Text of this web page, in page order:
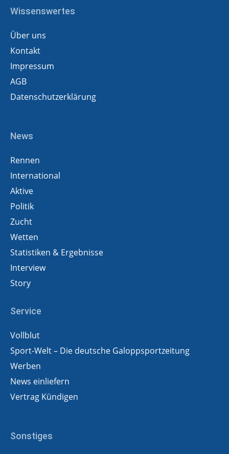
Wissenswertes
Über uns
Kontakt
Impressum
AGB
Datenschutzerklärung
News
Rennen
International
Aktive
Politik
Zucht
Wetten
Statistiken & Ergebnisse
Interview
Story
Service
Vollblut
Sport-Welt – Die deutsche Galoppsportzeitung
Werben
News einliefern
Vertrag Kündigen
Sonstiges